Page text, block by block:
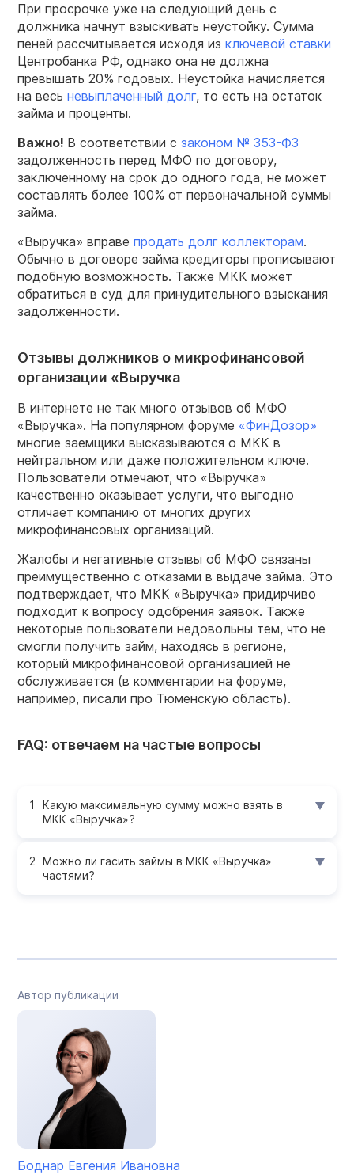
При просрочке уже на следующий день с
должника начнут взыскивать неустойку. Сумма
пеней рассчитывается исходя из ключевой ставки
Центробанка РФ, однако она не должна
превышать 20% годовых. Неустойка начисляется
на весь невыплаченный долг, то есть на остаток
займа и проценты.
Важно! В соответствии с законом № 353-ФЗ
задолженность перед МФО по договору,
заключенному на срок до одного года, не может
составлять более 100% от первоначальной суммы
займа.
«Выручка» вправе продать долг коллекторам.
Обычно в договоре займа кредиторы прописывают
подобную возможность. Также МКК может
обратиться в суд для принудительного взыскания
задолженности.
Отзывы должников о микрофинансовой
организации «Выручка
В интернете не так много отзывов об МФО
«Выручка». На популярном форуме «ФинДозор»
многие заемщики высказываются о МКК в
нейтральном или даже положительном ключе.
Пользователи отмечают, что «Выручка»
качественно оказывает услуги, что выгодно
отличает компанию от многих других
микрофинансовых организаций.
Жалобы и негативные отзывы об МФО связаны
преимущественно с отказами в выдаче займа. Это
подтверждает, что МКК «Выручка» придирчиво
подходит к вопросу одобрения заявок. Также
некоторые пользователи недовольны тем, что не
смогли получить займ, находясь в регионе,
который микрофинансовой организацией не
обслуживается (в комментарии на форуме,
например, писали про Тюменскую область).
FAQ: отвечаем на частые вопросы
Какую максимальную сумму можно взять в
МКК «Выручка»?
Можно ли гасить займы в МКК «Выручка»
частями?
Автор публикации
Боднар Евгения Ивановна